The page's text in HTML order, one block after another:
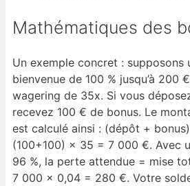
Mathématiques des
Un exemple concret : supposons
bienvenue de 100 % jusqu’à 200
wagering de 35x. Si vous
recevez 100 € de bonus. Le
est calculé ainsi : (dépôt +
(100+100) × 35 = 7 000 €. Avec
96 %, la perte attendue = mise
7 000 × 0,04 = 280 €. Votre